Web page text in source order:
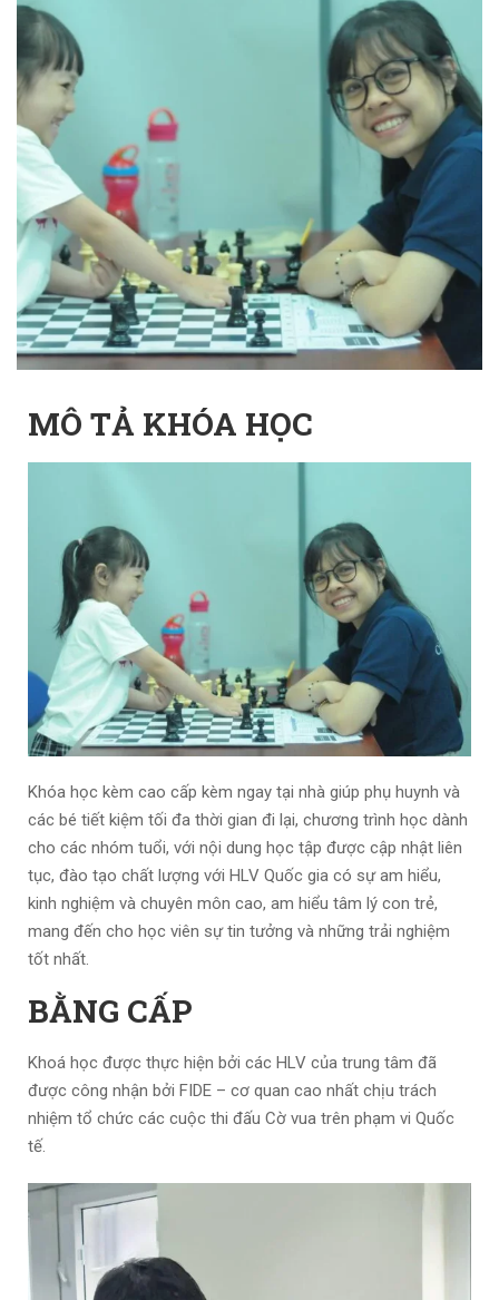
MÔ TẢ KHÓA HỌC
Khóa học kèm cao cấp kèm ngay tại nhà giúp phụ huynh và
các bé tiết kiệm tối đa thời gian đi lại, chương trình học dành
cho các nhóm tuổi, với nội dung học tập được cập nhật liên
tục, đào tạo chất lượng với HLV Quốc gia có sự am hiểu,
kinh nghiệm và chuyên môn cao, am hiểu tâm lý con trẻ,
mang đến cho học viên sự tin tưởng và những trải nghiệm
tốt nhất.
BẰNG CẤP
Khoá học được thực hiện bởi các HLV của trung tâm đã
được công nhận bởi FIDE – cơ quan cao nhất chịu trách
nhiệm tổ chức các cuộc thi đấu Cờ vua trên phạm vi Quốc
tế.